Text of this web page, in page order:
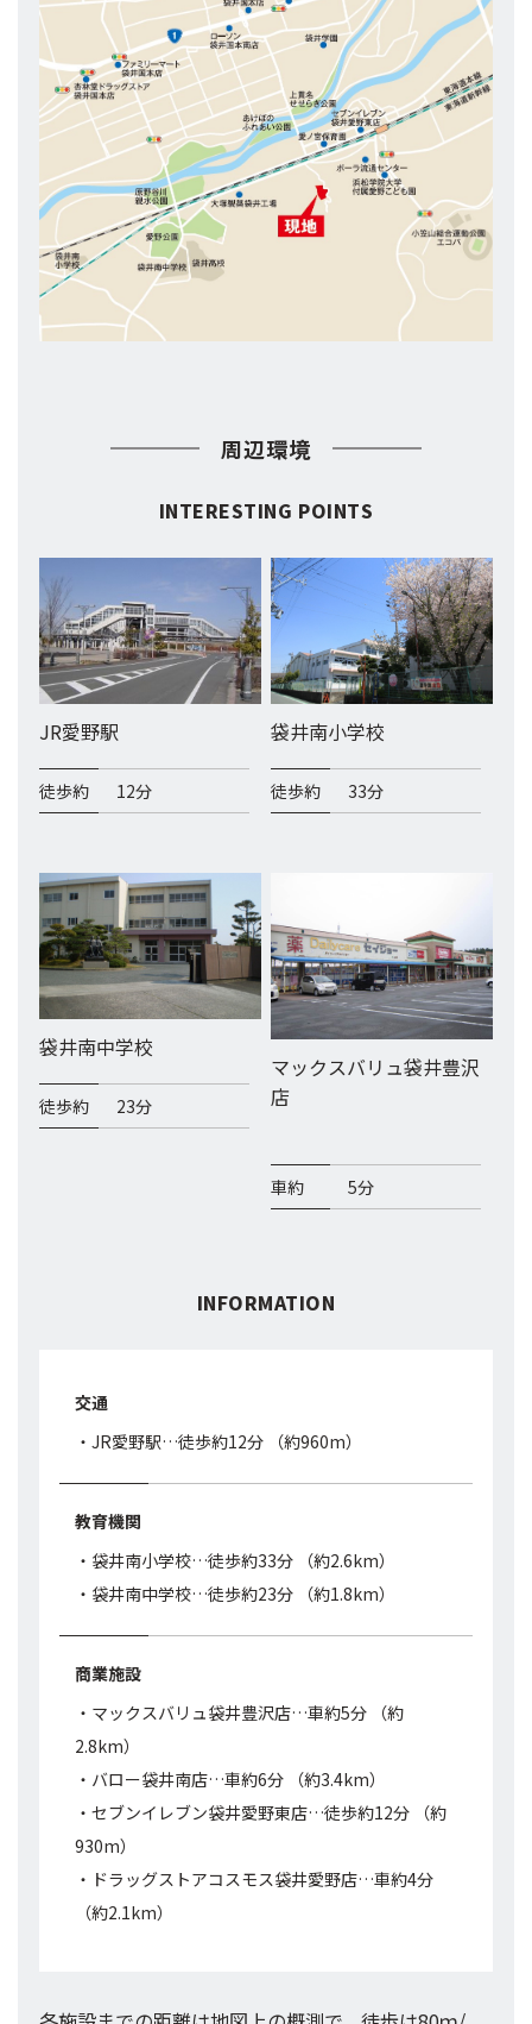
周辺環境
INTERESTING POINTS
JR愛野駅
徒歩約 12分
袋井南小学校
徒歩約 33分
袋井南中学校
徒歩約 23分
マックスバリュ袋井豊沢
店
車約 5分
INFORMATION
交通
・JR愛野駅…徒歩約12分 （約960m）
教育機関
・袋井南小学校…徒歩約33分 （約2.6km）
・袋井南中学校…徒歩約23分 （約1.8km）
商業施設
・マックスバリュ袋井豊沢店…車約5分 （約
2.8km）
・バロー袋井南店…車約6分 （約3.4km）
・セブンイレブン袋井愛野東店…徒歩約12分 （約
930m）
・ドラッグストアコスモス袋井愛野店…車約4分
（約2.1km）